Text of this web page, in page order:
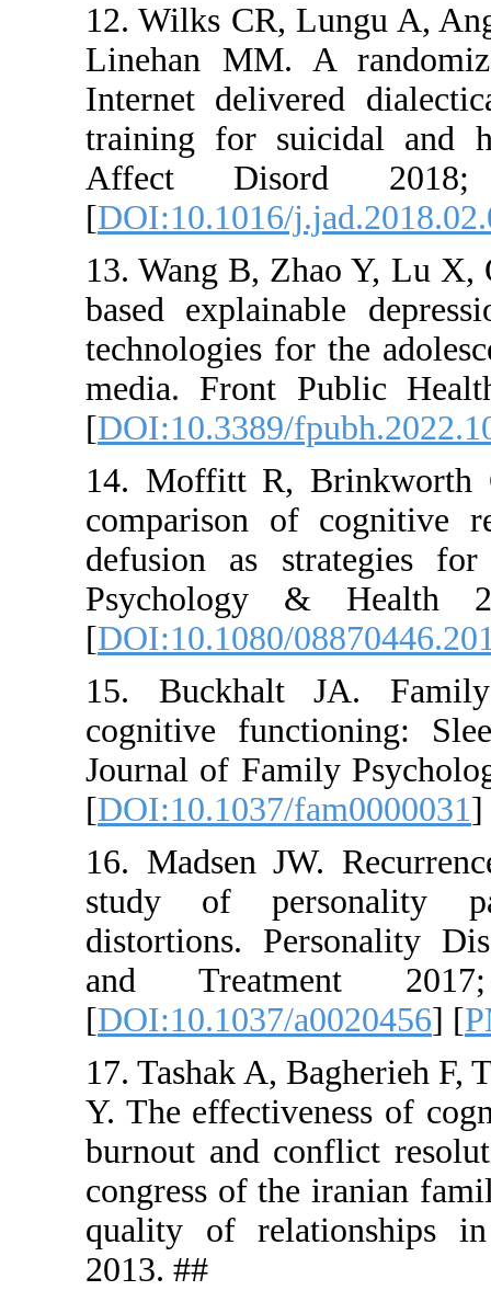
12. Wilks
Linehan
Internet
training
Affect
[
13. Wang
based
media.
[
14.
defusion
[
15.
cognitive
Journal of
[
16.
study of
and
[
17. Tashak
Y. The
burnout
congress
quality of